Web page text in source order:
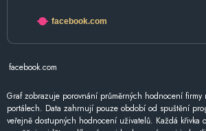
facebook.com
facebook.com
Graf zobrazuje porovnání průměrných hodnocení
portálech. Data zahrnují pouze období od spuštění
veřejně dostupných hodnocení uživatelů. Každá křivka